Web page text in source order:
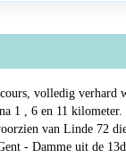
volledig verhard
1 , 6 en 11 kilometer.
van Linde 72
- Damme uit de